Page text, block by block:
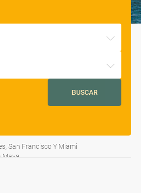
BUSCAR
San Francisco Y Miami
Maya